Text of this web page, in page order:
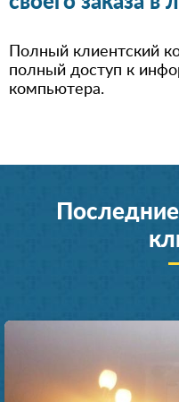
Полный клиентский
полный доступ к
компьютера.